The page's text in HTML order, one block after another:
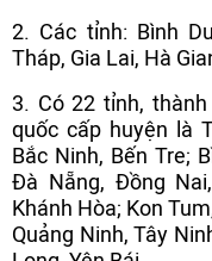
2. Các tỉnh: Bình
Tháp, Gia Lai, Hà
3. Có 22 tỉnh,
quốc cấp huyện là
Bắc Ninh, Bến Tre;
Đà Nẵng, Đồng
Khánh Hòa; Kon
Quảng Ninh, Tây